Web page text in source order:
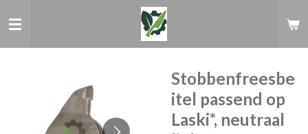
direct
Stobbenfreesbe
itel passend op
Laski*, neutraal